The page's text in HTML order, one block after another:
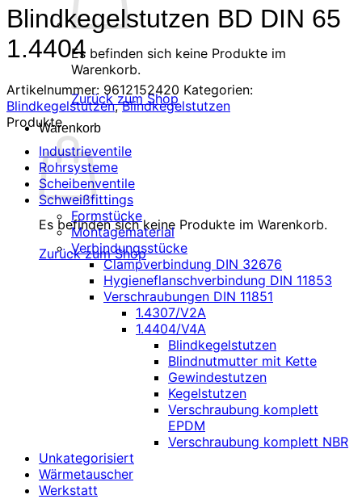
Es befinden sich keine Produkte im
Warenkorb.
Zurück zum Shop
Warenkorb
Es befinden sich keine Produkte im Warenkorb.
Zurück zum Shop
Blindkegelstutzen BD DIN 65
1.4404
Artikelnummer: 9612152420 Kategorien:
Blindkegelstutzen,Blindkegelstutzen
Produkte
Industrieventile
Rohrsysteme
Scheibenventile
Schweißfittings
Formstücke
Montagematerial
Verbindungsstücke
Clampverbindung DIN 32676
Hygieneflanschverbindung DIN 11853
Verschraubungen DIN 11851
1.4307/V2A
1.4404/V4A
Blindkegelstutzen
Blindnutmutter mit Kette
Gewindestutzen
Kegelstutzen
Verschraubung komplett
EPDM
Verschraubung komplett NBR
Unkategorisiert
Wärmetauscher
Werkstatt